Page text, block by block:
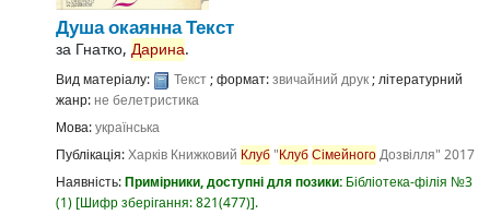
Душа окаяннаТекст
за Гнатко, Дарина.
Вид матеріалу: Текст; формат:звичайний друк; літературний
жанр:не белетристика
Мова:українська
Публікація:Харків Книжковий Клуб"КлубСімейногоДозвілля" 2017
Наявність:Примірники, доступні для позики: Бібліотека-філія №3
(1) Шифр зберігання:821(477) .